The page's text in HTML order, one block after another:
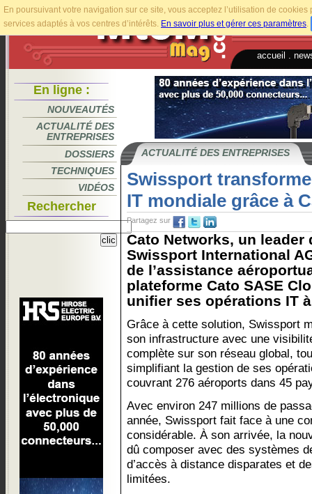
En poursuivant votre navigation sur ce site, vous acceptez l’utilisation de
services adaptés à vos centres d’intérêts. En savoir plus et gérer ces paramètres.
accueil
En ligne :
NOUVEAUTÉS
ACTUALITÉ DES
ENTREPRISES
DOSSIERS
TECHNIQUES
VIDÉOS
Rechercher
ACTUALITÉ DES ENTREPRISES
Swissport
IT mondiale grâce à
Partagez sur
Cato Networks, un leader
Swissport International
de l’assistance
plateforme Cato SASE
unifier ses opérations IT
Grâce à cette solution, Swissport
son infrastructure avec une
complète sur son réseau global,
simplifiant la gestion de ses
couvrant 276 aéroports dans 45
Avec environ 247 millions de
année, Swissport fait face à une
considérable. À son arrivée, la
dû composer avec des systèmes
d’accès à distance disparates et
limitées.